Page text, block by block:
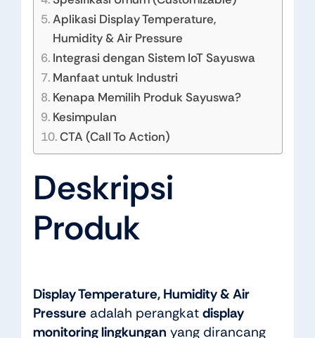
Aplikasi Display Temperature,
Humidity & Air Pressure
Integrasi dengan Sistem IoT Sayuswa
Manfaat untuk Industri
Kenapa Memilih Produk Sayuswa?
Kesimpulan
CTA (Call To Action)
Deskripsi
Produk
Display Temperature, Humidity & Air
Pressure adalah perangkat display
monitoring lingkungan yang dirancang